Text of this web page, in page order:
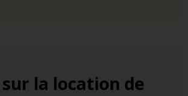
sur la location de